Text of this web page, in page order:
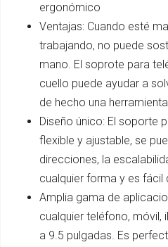
ergonómico
Ventajas: Cuando esté
trabajando, no puede
mano. El soprote para
cuello puede ayudar a
de hecho una
Diseño único: El soporte
flexible y ajustable, se
direcciones, la
cualquier forma y es fácil
Amplia gama de
cualquier teléfono, móvil,
a 9.5 pulgadas. Es